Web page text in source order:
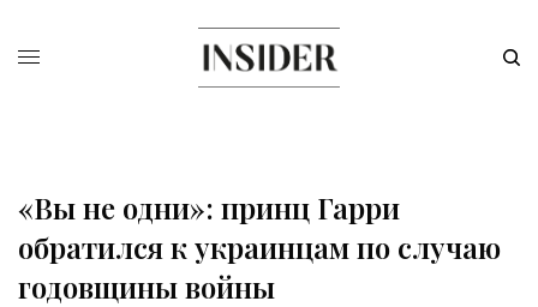
«Вы не одни»: принц Гарри
обратился к украинцам по случаю
годовщины войны